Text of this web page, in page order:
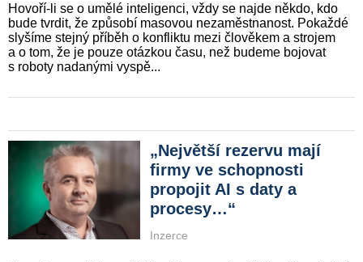
Hovoří-li se o umělé inteligenci, vždy se najde někdo, kdo
bude tvrdit, že způsobí masovou nezaměstnanost. Pokaždé
slyšíme stejný příběh o konfliktu mezi člověkem a strojem
a o tom, že je pouze otázkou času, než budeme bojovat
s roboty nadanými vyspě...
„Největší rezervu mají
firmy ve schopnosti
propojit AI s daty a
procesy…“
Inzerce